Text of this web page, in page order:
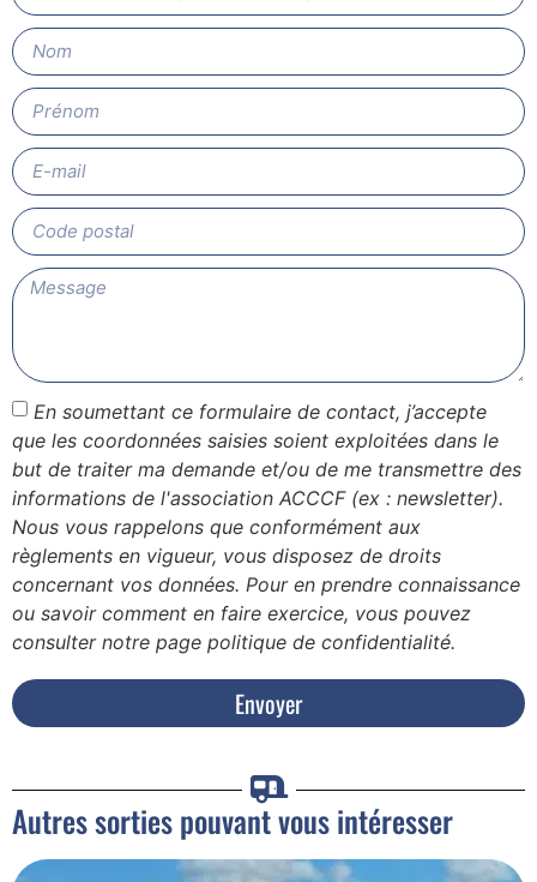
En soumettant ce formulaire de contact, j’accepte
que les coordonnées saisies soient exploitées dans le
but de traiter ma demande et/ou de me transmettre des
informations de l'association ACCCF (ex : newsletter).
Nous vous rappelons que conformément aux
règlements en vigueur, vous disposez de droits
concernant vos données. Pour en prendre connaissance
ou savoir comment en faire exercice, vous pouvez
consulter notre page politique de confidentialité.
Envoyer
Autres sorties pouvant vous intéresser